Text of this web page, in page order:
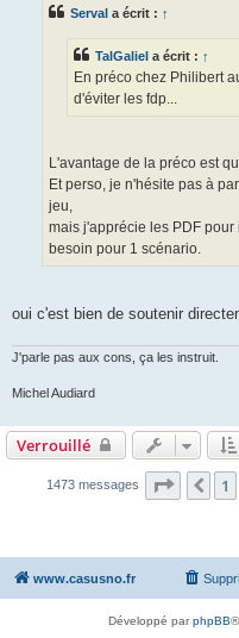
Serval a écrit : ↑
TalGaliel a écrit : ↑
En préco chez Philibert
d'éviter les fdp...
L'avantage de la préco est
Et perso, je n'hésite pas à
jeu,
mais j'apprécie les PDF
besoin pour 1 scénario.
oui c'est bien de soutenir
J'parle pas aux cons, ça les instruit.
Michel Audiard
Verrouillé
1473 messages Page 961
www.casusno.fr
Développé parphpBB